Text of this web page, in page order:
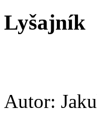
Lyšajník
Autor: